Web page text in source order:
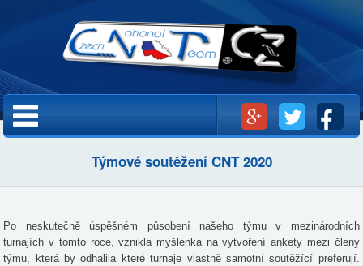
hlavnímu
obsahu
Hlavní menu
Týmové soutěžení CNT 2020
Po neskutečně úspěšném působení našeho týmu v mezinárodních
turnajích v tomto roce, vznikla myšlenka na vytvoření ankety mezi členy
týmu, která by odhalila které turnaje vlastně samotní soutěžící preferují.